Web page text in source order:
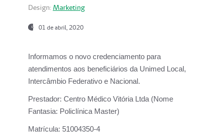
Design: Marketing
01 de abril, 2020
Informamos o novo credenciamento para
atendimentos aos beneficiários da Unimed Local,
Intercâmbio Federativo e Nacional.
Prestador: Centro Médico Vitória Ltda (Nome
Fantasia: Policlínica Master)
Matrícula: 51004350-4